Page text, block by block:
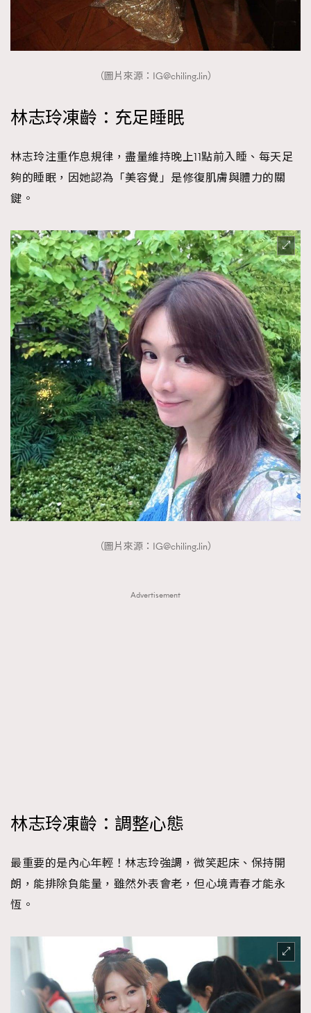
（圖片來源： IG@chiling.lin）
林志玲凍齡：充足睡眠
林志玲注重作息規律，盡量維持晚上11點前入睡、每天足
夠的睡眠，因她認為「美容覺」是修復肌膚與體力的關
鍵。
（圖片來源： IG@chiling.lin）
Advertisement
林志玲凍齡：調整心態
最重要的是內心年輕！林志玲強調，微笑起床、保持開
朗，能排除負能量，雖然外表會老，但心境青春才能永
恆。